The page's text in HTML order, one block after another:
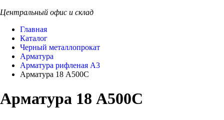
Центральный офис и склад
Главная
Каталог
Черный металлопрокат
Арматура
Арматура рифленая А3
Арматура 18 А500С
Арматура 18 А500С